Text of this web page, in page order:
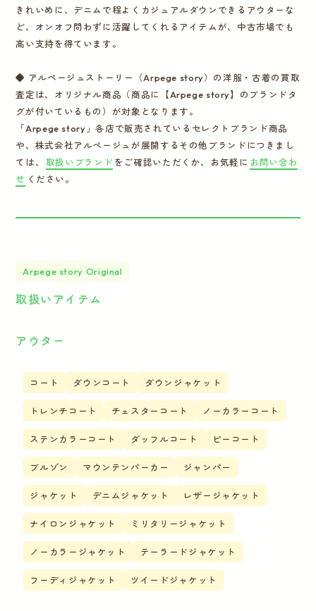
きれいめに、デニムで程よくカジュアルダウンできるアウターな
ど、オンオフ問わずに活躍してくれるアイテムが、中古市場でも
高い支持を得ています。
◆ アルページュストーリー（Arpege story）の洋服・古着の買取
査定は、オリジナル商品（商品に【Arpege story】のブランドタ
グが付いているもの）が対象となります。
「Arpege story」各店で販売されているセレクトブランド商品
や、株式会社アルページュが展開するその他ブランドにつきまし
ては、
取扱いブランド をご確認いただくか、お気軽に お問い合わ
せ ください。
Arpege story Original
取扱いアイテム
アウター
コート ダウンコート ダウンジャケット
トレンチコート チェスターコート ノーカラーコート
ステンカラーコート ダッフルコート ピーコート
ブルゾン マウンテンパーカー ジャンパー
ジャケット デニムジャケット レザージャケット
ナイロンジャケット ミリタリージャケット
ノーカラージャケット テーラードジャケット
フーディジャケット ツイードジャケット